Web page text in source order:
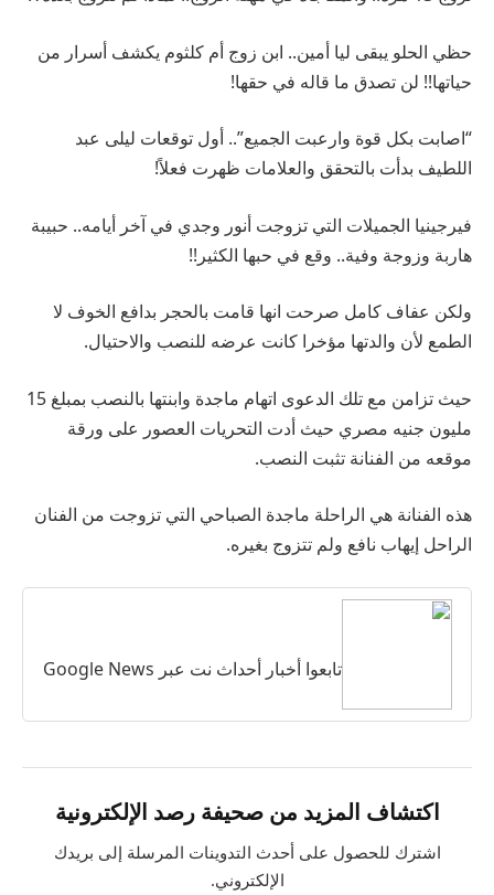
حظي الحلو يبقى ليا أمين.. ابن زوج أم كلثوم يكشف أسرار من
حياتها!! لن تصدق ما قاله في حقها!
“اصابت بكل قوة وارعبت الجميع”.. أول توقعات ليلى عبد
اللطيف بدأت بالتحقق والعلامات ظهرت فعلاً!
فيرجينيا الجميلات التي تزوجت أنور وجدي في آخر أيامه.. حبيبة
هاربة وزوجة وفية.. وقع في حبها الكثير!!
ولكن عفاف كامل صرحت انها قامت بالحجر بدافع الخوف لا
الطمع لأن والدتها مؤخرا كانت عرضه للنصب والاحتيال.
حيث تزامن مع تلك الدعوى اتهام ماجدة وابنتها بالنصب بمبلغ 15
مليون جنيه مصري حيث أدت التحريات العصور على ورقة
موقعه من الفنانة تثبت النصب.
هذه الفنانة هي الراحلة ماجدة الصباحي التي تزوجت من الفنان
الراحل إيهاب نافع ولم تتزوج بغيره.
تابعوا أخبار أحداث نت عبر Google News
اكتشاف المزيد من صحيفة رصد الإلكترونية
اشترك للحصول على أحدث التدوينات المرسلة إلى بريدك
الإلكتروني.